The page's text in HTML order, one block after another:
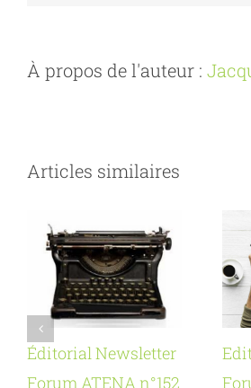
À propos de l'auteur :
Articles similaires
Éditorial Newsletter
Forum ATENA n°152